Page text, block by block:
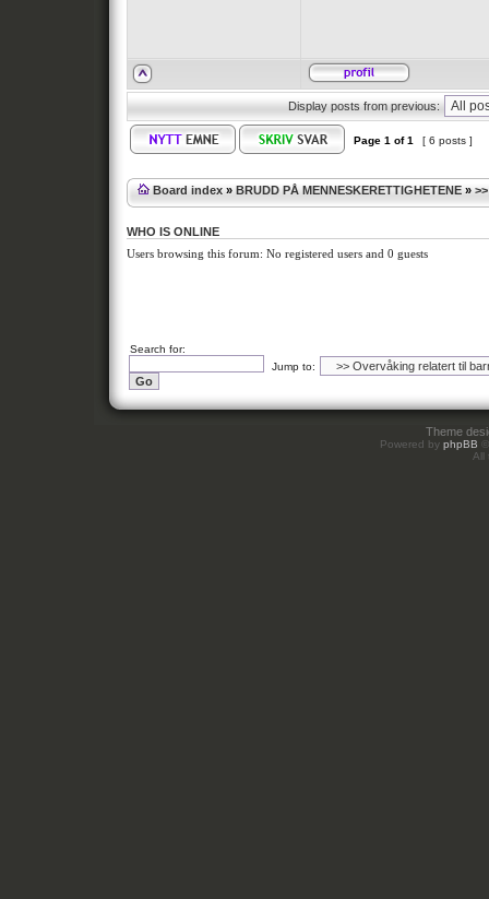
Display posts from previous:
Page 1 of1 [ 6 posts ]
Board index » BRUDD PÅ MENNESKERETTIGHETENE »
WHO IS ONLINE
Users browsing this forum: No registered users and 0 guests
Search for:
Jump to:
Theme
Powered by phpBB
All